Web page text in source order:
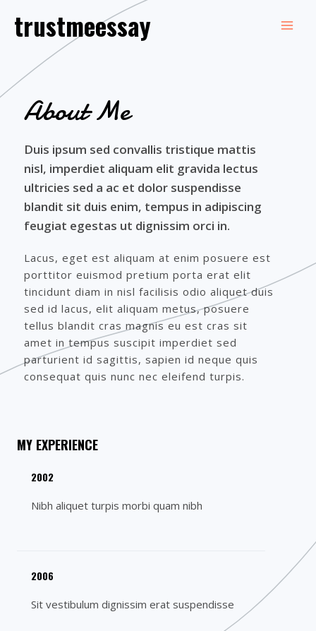
trustmeessay
About Me​
Duis ipsum sed convallis tristique mattis
nisl, imperdiet aliquam elit gravida lectus
ultricies sed a ac et dolor suspendisse
blandit sit duis enim, tempus in adipiscing
feugiat egestas ut dignissim orci in.
Lacus, eget est aliquam at enim posuere est
porttitor euismod pretium porta erat elit
tincidunt diam in nisl facilisis odio aliquet duis
sed id lacus, elit aliquam metus, posuere
tellus blandit cras magnis eu est cras sit
amet in tempus suscipit imperdiet sed
parturient id sagittis, sapien id neque quis
consequat quis nunc nec eleifend turpis.
MY EXPERIENCE​
2002​
Nibh aliquet turpis morbi quam nibh​
2006
Sit vestibulum dignissim erat suspendisse​